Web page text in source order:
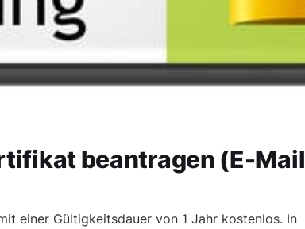
beantragen (E-Mail
einer Gültigkeitsdauer von 1 Jahr kostenlos. In